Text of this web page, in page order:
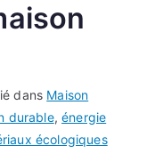
dans Maison
durable,énergie
écologiques